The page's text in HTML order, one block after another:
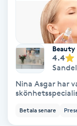
Samtalsterapi
Senioryoga
Shiatsu
Beauty
4.4
Nina Asgar har
Betala senare